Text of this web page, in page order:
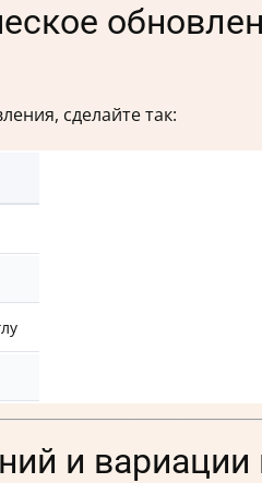
сделайте так:
и